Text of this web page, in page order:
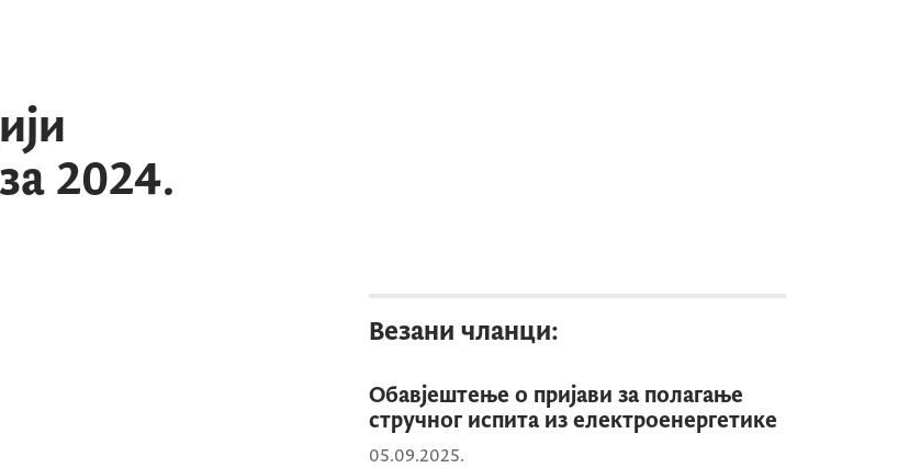
2024.
Везани чланци:
Обавјештење о пријави за полагање
стручног испита из електроенергетике
05.09.2025.